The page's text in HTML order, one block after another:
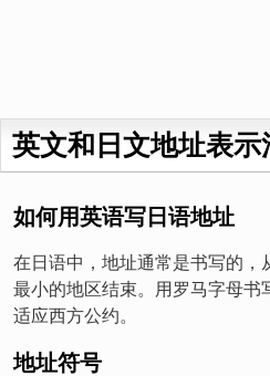
英文和日文地址表示
如何用英语写日语地址
在日语中，地址通常是书写的，
最小的地区结束。用罗马字母书
适应西方公约。
地址符号